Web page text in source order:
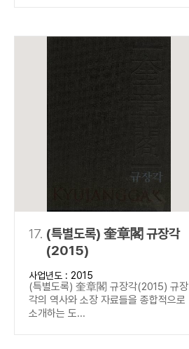
17. (특별도록) 奎章閣 규장각
(2015)
사업년도 : 2015
(특별도록) 奎章閣 규장각(2015) 규장
각의 역사와 소장 자료들을 종합적으로
소개하는 도...